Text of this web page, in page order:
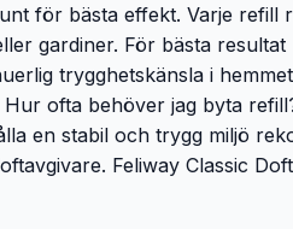
för bästa effekt. Varje
gardiner. För bästa
trygghetskänsla i
ofta behöver jag byta
en stabil och trygg miljö
Feliway Classic